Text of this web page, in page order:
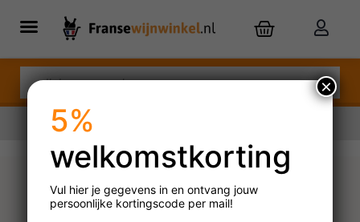
La Félicité Rosé 9% – Bio
5%
welkomstkorting
Vul hier je gegevens in en ontvang jouw
persoonlijke kortingscode per mail!
×